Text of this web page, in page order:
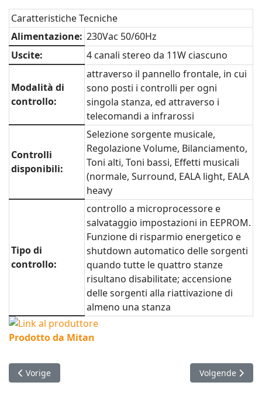
Caratteristiche Tecniche
Alimentazione: 230Vac 50/60Hz
Uscite:
4 canali stereo da 11W ciascuno
Modalità di
controllo:
attraverso il pannello frontale, in cui
sono posti i controlli per ogni
singola stanza, ed attraverso i
telecomandi a infrarossi
Controlli
disponibili:
Selezione sorgente musicale,
Regolazione Volume, Bilanciamento,
Toni alti, Toni bassi, Effetti musicali
(normale, Surround, EALA light, EALA
heavy
Tipo di
controllo:
controllo a microprocessore e
salvataggio impostazioni in EEPROM.
Funzione di risparmio energetico e
shutdown automatico delle sorgenti
quando tutte le quattro stanze
risultano disabilitate; accensione
delle sorgenti alla riattivazione di
almeno una stanza
Prodotto da Mitan
Vorig artikel: Fragrance diffusor
Vorige Volgende
Volgende